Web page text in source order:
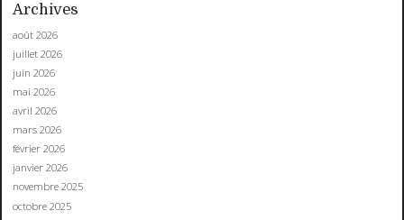
Archives
août 2026
juillet 2026
juin 2026
mai 2026
avril 2026
mars 2026
février 2026
janvier 2026
novembre 2025
octobre 2025